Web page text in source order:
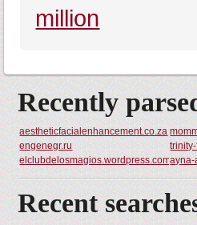
million
Recently
aestheticfacialenhancement.co.za
engenegr.ru
elclubdelosmagios.wordpress.comayna-
Recent